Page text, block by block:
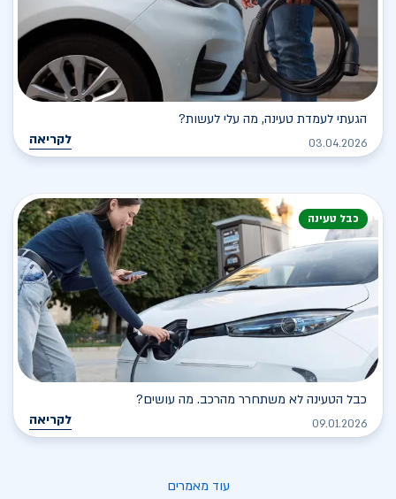
הגעתי לעמדת טעינה, מה עלי לעשות?
03.04.2026 לקריאה
כבל טעינה
כבל הטעינה לא משתחרר מהרכב. מה עושים?
09.01.2026 לקריאה
עוד מאמרים